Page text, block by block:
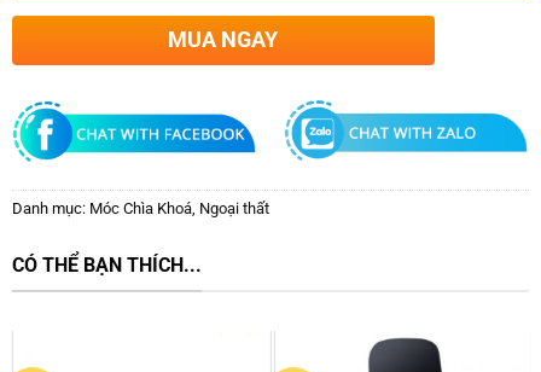
MUA NGAY
Danh mục: Móc Chìa Khoá, Ngoại thất
CÓ THỂ BẠN THÍCH...